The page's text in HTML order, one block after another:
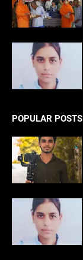
POPULAR POSTS